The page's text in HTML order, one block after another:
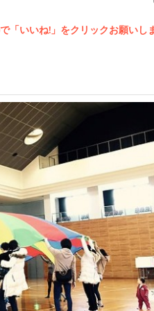
「いいね!」をクリックお願いし